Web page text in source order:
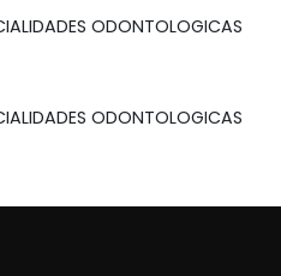
ODONTOLOGICAS
ODONTOLOGICAS